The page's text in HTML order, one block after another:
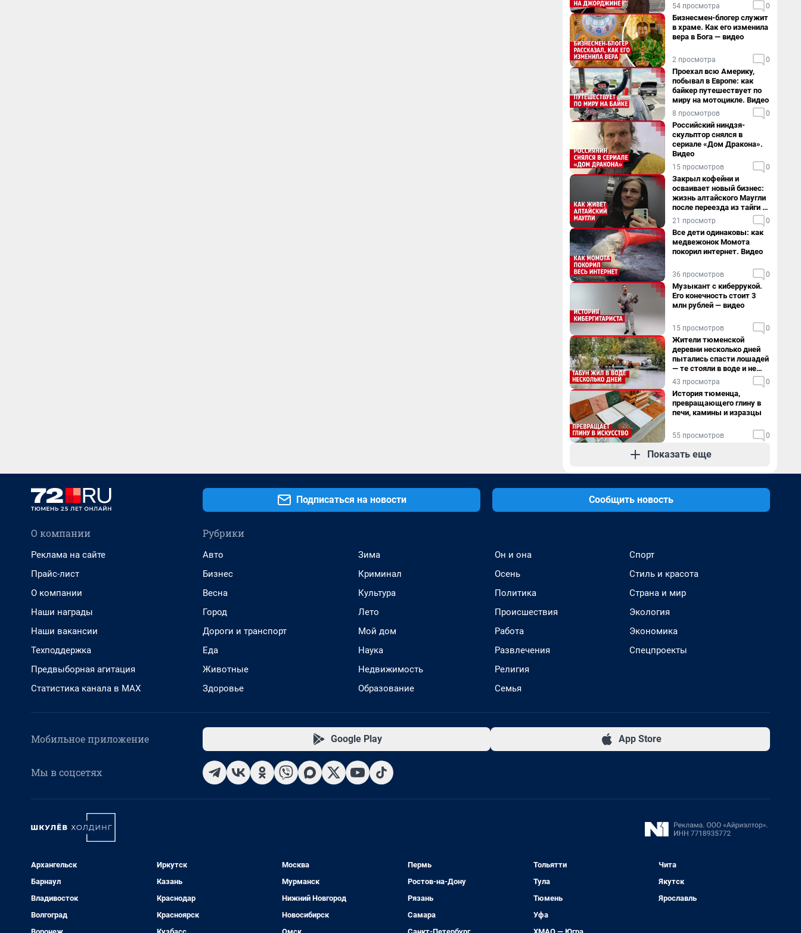
54 просмотра 0
Бизнесмен-блогер служит
в храме. Как его изменила
вера в Бога — видео
2 просмотра 0
Проехал всю Америку,
побывал в Европе: как
байкер путешествует по
миру на мотоцикле. Видео
8 просмотров 0
Российский ниндзя-
скульптор снялся в
сериале «Дом Дракона».
Видео
15 просмотров 0
Закрыл кофейни и
осваивает новый бизнес:
жизнь алтайского Маугли
после переезда из тайги в
столицу
21 просмотр 0
Все дети одинаковы: как
медвежонок Момота
покорил интернет. Видео
36 просмотров 0
Музыкант с киберрукой.
Его конечность стоит 3
млн рублей — видео
15 просмотров 0
Жители тюменской
деревни несколько дней
пытались спасти лошадей
— те стояли в воде и не
хотели уходить
43 просмотра 0
История тюменца,
превращающего глину в
печи, камины и изразцы
55 просмотров 0
Показать еще
Подписаться на новости Сообщить новость
О компании
Реклама на сайте
Прайс-лист
О компании
Наши награды
Наши вакансии
Техподдержка
Предвыборная агитация
Статистика канала в MAX
Рубрики
Авто
Бизнес
Весна
Город
Дороги и транспорт
Еда
Животные
Здоровье
Зима
Криминал
Культура
Лето
Мой дом
Наука
Недвижимость
Образование
Он и она
Осень
Политика
Происшествия
Работа
Развлечения
Религия
Семья
Спорт
Стиль и красота
Страна и мир
Экология
Экономика
Спецпроекты
Мобильное приложение Google Play App Store
Мы в соцсетях
Архангельск
Барнаул
Владивосток
Волгоград
Иркутск
Казань
Краснодар
Красноярск
Москва
Мурманск
Нижний Новгород
Новосибирск
Пермь
Ростов-на-Дону
Рязань
Самара
Тольятти
Тула
Тюмень
Уфа
Чита
Якутск
Ярославль